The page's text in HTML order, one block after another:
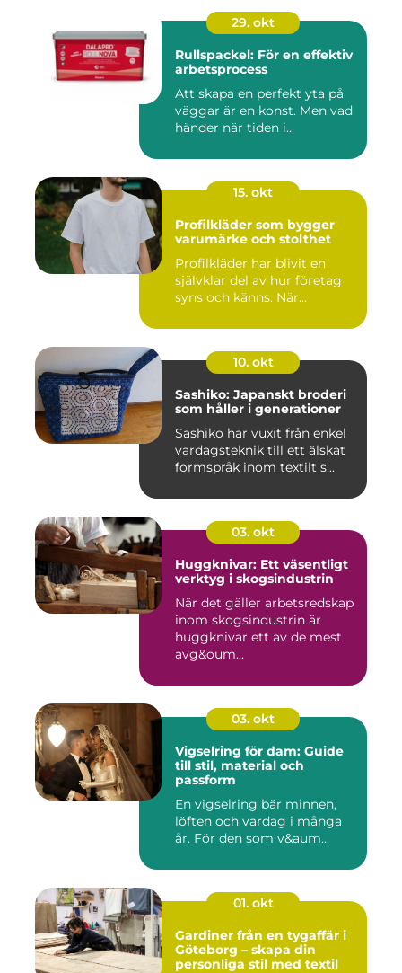
29. okt
Rullspackel: För en effektiv
arbetsprocess
Att skapa en perfekt yta på
väggar är en konst. Men vad
händer när tiden i...
15. okt
Profilkläder som bygger
varumärke och stolthet
Profilkläder har blivit en
självklar del av hur företag
syns och känns. När...
10. okt
Sashiko: Japanskt broderi
som håller i generationer
Sashiko har vuxit från enkel
vardagsteknik till ett älskat
formspråk inom textilt s...
03. okt
Huggknivar: Ett väsentligt
verktyg i skogsindustrin
När det gäller arbetsredskap
inom skogsindustrin är
huggknivar ett av de mest
avg&oum...
03. okt
Vigselring för dam: Guide
till stil, material och
passform
En vigselring bär minnen,
löften och vardag i många
år. För den som v&aum...
01. okt
Gardiner från en tygaffär i
Göteborg – skapa din
personliga stil med textil